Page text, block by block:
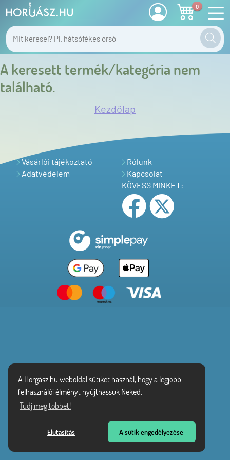
A Horgász.hu weboldal sütiket használ, hogy a legjobb
felhasználói élményt nyújthassuk Neked.
Tudj meg többet!
Elutasítás A sütik engedélyezése
0
A keresett termék/kategória nem
található.
Kezdőlap
Vásárlói tájékoztató
Adatvédelem
Rólunk
Kapcsolat
KÖVESS MINKET: